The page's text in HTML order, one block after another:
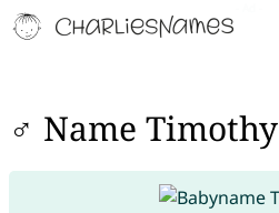
♂ Name Timothy